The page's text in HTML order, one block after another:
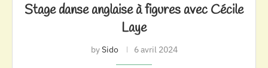
Stage danse anglaise à figures avec Cécile
Laye
bySido 6 avril 2024